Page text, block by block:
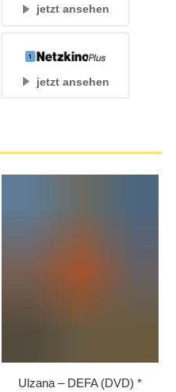
jetzt ansehen
jetzt ansehen
Ulzana – DEFA (DVD)